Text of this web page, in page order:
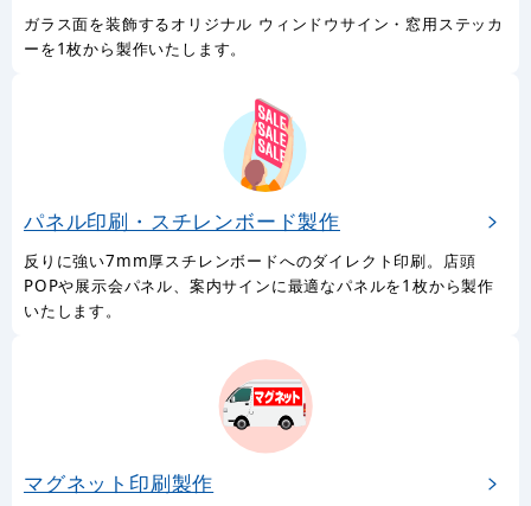
ガラス面を装飾するオリジナル ウィンドウサイン・窓用ステッカ
ーを1枚から製作いたします。
パネル印刷・スチレンボード製作
反りに強い7mm厚スチレンボードへのダイレクト印刷。店頭
POPや展示会パネル、案内サインに最適なパネルを1枚から製作
いたします。
マグネット印刷製作